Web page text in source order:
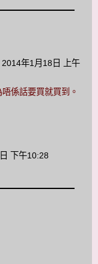
2014年1月18日 上午
係話要買就買到。
下午10:28